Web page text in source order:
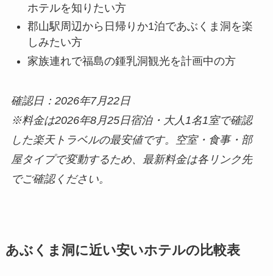
ホテルを知りたい方
郡山駅周辺から日帰りか1泊であぶくま洞を楽
しみたい方
家族連れで福島の鍾乳洞観光を計画中の方
確認日：2026年7月22日
※料金は2026年8月25日宿泊・大人1名1室で確認
した楽天トラベルの最安値です。空室・食事・部
屋タイプで変動するため、最新料金は各リンク先
でご確認ください。
あぶくま洞に近い安いホテルの比較表